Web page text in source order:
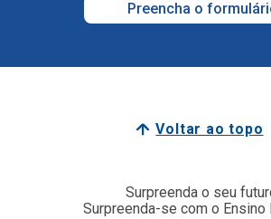
Preencha o
Voltar ao topo
Surpreenda o seu
Surpreenda-se com o Ensino